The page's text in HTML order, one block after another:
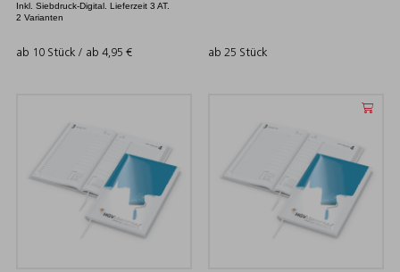
Inkl. Siebdruck-Digital. Lieferzeit 3 AT.
2 Varianten
ab 10 Stück / ab 4,95 € ab 25 Stück